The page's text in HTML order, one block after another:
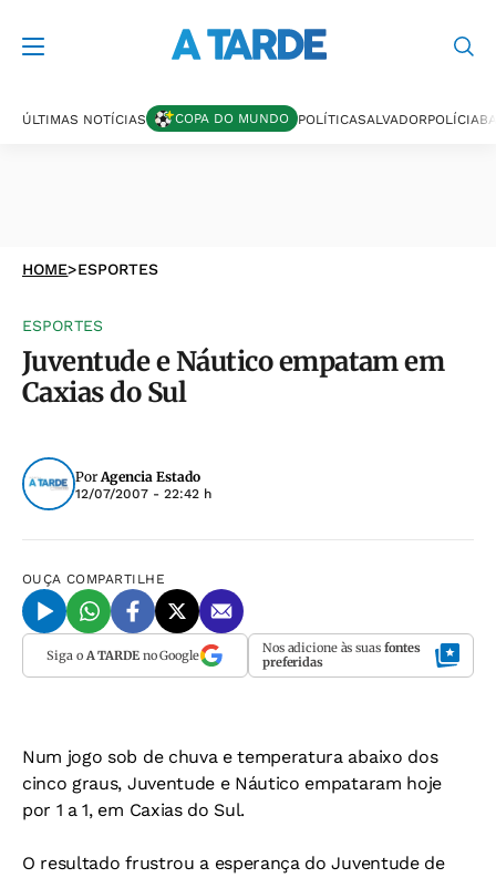
ÚLTIMAS NOTÍCIAS COPA DO MUNDO POLÍTICASALVADORPOLÍCIA
HOME>ESPORTES
ESPORTES
Juventude e Náutico empatam em
Caxias do Sul
PorAgencia Estado
12/07/2007 - 22:42 h
OUÇA COMPARTILHE
Siga o A TARDEno Google Nos adicione às suas fontes
preferidas
Num jogo sob de chuva e temperatura abaixo dos
cinco graus, Juventude e Náutico empataram hoje
por 1 a 1, em Caxias do Sul.
O resultado frustrou a esperança do Juventude de